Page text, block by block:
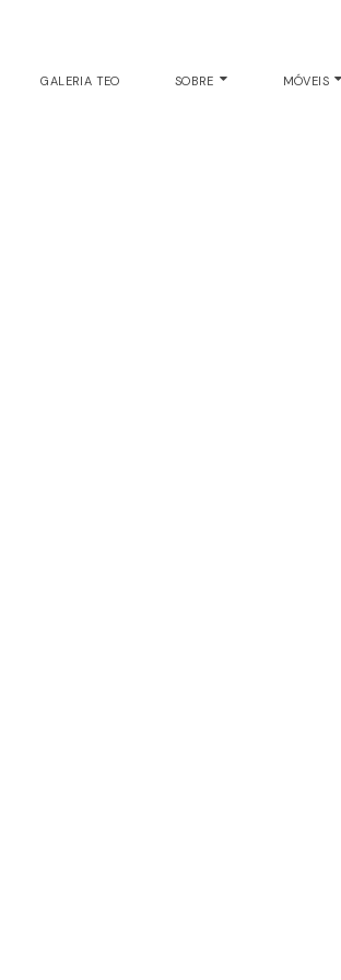
GALERIA TEO SOBRE MÓVEIS